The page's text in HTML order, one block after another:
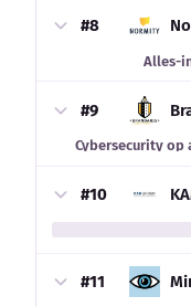
#8
Alles-
#9
Cybersecurity op
#10
#11